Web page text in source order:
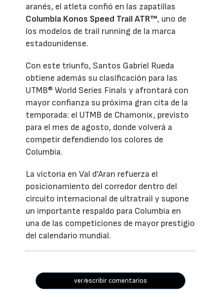
aranés, el atleta confió en las zapatillas
Columbia Konos Speed Trail ATR™, uno de
los modelos de trail running de la marca
estadounidense.
Con este triunfo, Santos Gabriel Rueda
obtiene además su clasificación para las
UTMB® World Series Finals y afrontará con
mayor confianza su próxima gran cita de la
temporada: el UTMB de Chamonix, previsto
para el mes de agosto, donde volverá a
competir defendiendo los colores de
Columbia.
La victoria en Val d'Aran refuerza el
posicionamiento del corredor dentro del
circuito internacional de ultratrail y supone
un importante respaldo para Columbia en
una de las competiciones de mayor prestigio
del calendario mundial.
ver/escribir comentarios